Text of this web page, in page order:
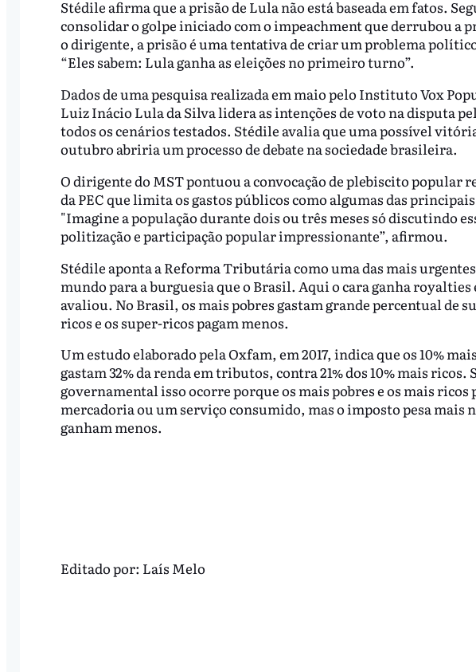
Stédile afirma que a prisão de Lula não está baseada em fatos.
consolidar o golpe iniciado com o impeachment que derrubou a
o dirigente, a prisão é uma tentativa de criar um problema
“Eles sabem: Lula ganha as eleições no primeiro turno”.
Dados de uma pesquisa realizada em maio pelo Instituto Vox
Luiz Inácio Lula da Silva lidera as intenções de voto na disputa
todos os cenários testados. Stédile avalia que uma possível
outubro abriria um processo de debate na sociedade brasileira.
O dirigente do MST pontuou a convocação de plebiscito popular
da PEC que limita os gastos públicos como algumas das
"Imagine a população durante dois ou três meses só discutindo
politização e participação popular impressionante”, afirmou.
Stédile aponta a Reforma Tributária como uma das mais
mundo para a burguesia que o Brasil. Aqui o cara ganha
avaliou. No Brasil, os mais pobres gastam grande percentual de
ricos e os super-ricos pagam menos.
Um estudo elaborado pela Oxfam, em 2017, indica que os 10%
gastam 32% da renda em tributos, contra 21% dos 10% mais ricos.
governamental isso ocorre porque os mais pobres e os mais
mercadoria ou um serviço consumido, mas o imposto pesa mais
ganham menos.
Editado por: Laís Melo